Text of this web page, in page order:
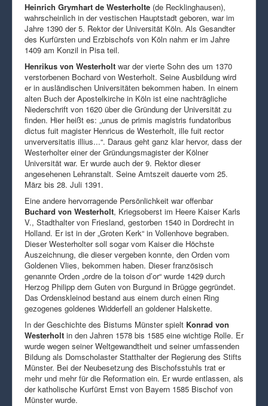
Heinrich Grymhart de Westerholte (de Recklinghausen),
wahrscheinlich in der vestischen Hauptstadt geboren, war im
Jahre 1390 der 5. Rektor der Universität Köln. Als Gesandter
des Kurfürsten und Erzbischofs von Köln nahm er im Jahre
1409 am Konzil in Pisa teil.
Henrikus von Westerholt war der vierte Sohn des um 1370
verstorbenen Bochard von Westerholt. Seine Ausbildung wird
er in ausländischen Universitäten bekommen haben. In einem
alten Buch der Apostelkirche in Köln ist eine nachträgliche
Niederschrift von 1620 über die Gründung der Universität zu
finden. Hier heißt es: „unus de primis magistris fundatoribus
dictus fuit magister Henricus de Westerholt, ille fuit rector
unverversitatis illius...“. Daraus geht ganz klar hervor, dass der
Westerholter einer der Gründungsmagister der Kölner
Universität war. Er wurde auch der 9. Rektor dieser
angesehenen Lehranstalt. Seine Amtszeit dauerte vom 25.
März bis 28. Juli 1391.
Eine andere hervorragende Persönlichkeit war offenbar
Buchard von Westerholt, Kriegsoberst im Heere Kaiser Karls
V., Stadthalter von Friesland, gestorben 1540 in Dordrecht in
Holland. Er ist in der „Groten Kerk“ in Vollenhove begraben.
Dieser Westerholter soll sogar vom Kaiser die Höchste
Auszeichnung, die dieser vergeben konnte, den Orden vom
Goldenen Vlies, bekommen haben. Dieser französisch
genannte Orden „ordre de la toison d’or“ wurde 1429 durch
Herzog Philipp dem Guten von Burgund in Brügge gegründet.
Das Ordenskleinod bestand aus einem durch einen Ring
gezogenes goldenes Widderfell an goldener Halskette.
In der Geschichte des Bistums Münster spielt Konrad von
Westerholt in den Jahren 1578 bis 1585 eine wichtige Rolle. Er
wurde wegen seiner Weltgewandtheit und seiner umfassenden
Bildung als Domscholaster Statthalter der Regierung des Stifts
Münster. Bei der Neubesetzung des Bischofsstuhls trat er
mehr und mehr für die Reformation ein. Er wurde entlassen, als
der katholische Kurfürst Ernst von Bayern 1585 Bischof von
Münster wurde.